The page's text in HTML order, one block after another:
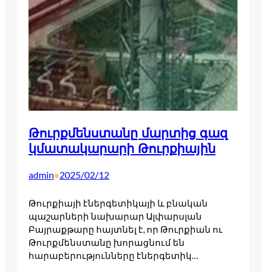
Թուրքմենստանը մարտից գազ
կմատակարարի Թուրքիային
admin•2025/02/12
Թուրքիայի էներգետիկայի և բնական
պաշարների նախարար Ալփարսլան
Բայրաքթարը հայտնել է, որ Թուրքիան ու
Թուրքմենստանը խորացնում են
հարաբերությունները էներգետիկ…